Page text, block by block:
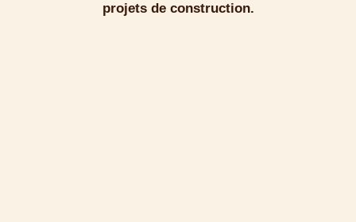
projets de construction.